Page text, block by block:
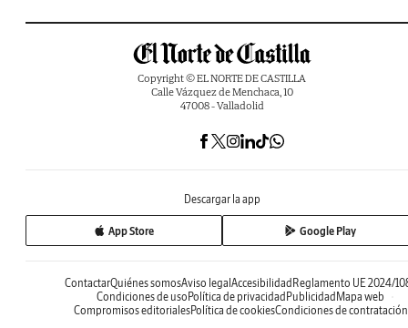
Copyright © EL NORTE DE CASTILLA
Calle Vázquez de Menchaca, 10
47008 - Valladolid
Descargar la app
App Store Google Play
ContactarQuiénes somosAviso legal Accesibilidad Reglamento UE 2024/
Condiciones de uso Política de privacidad Publicidad Mapa web
Compromisos editorialesPolítica de cookiesCondiciones de contratación